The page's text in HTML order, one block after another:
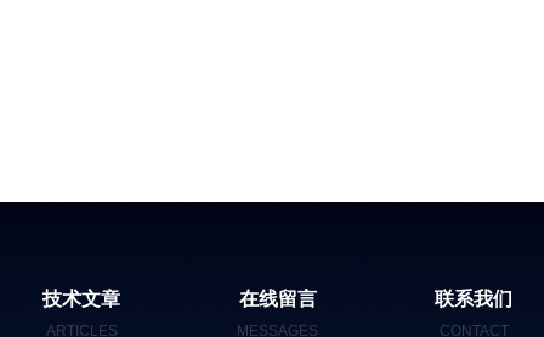
技术文章
ARTICLES
在线留言
MESSAGES
联系我们
CONTACT